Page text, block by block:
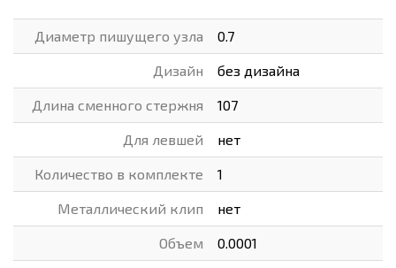
Диаметр пишущего узла 0.7
Дизайн без дизайна
Длина сменного стержня 107
Для левшей нет
Количество в комплекте 1
Металлический клип нет
Объем 0.0001